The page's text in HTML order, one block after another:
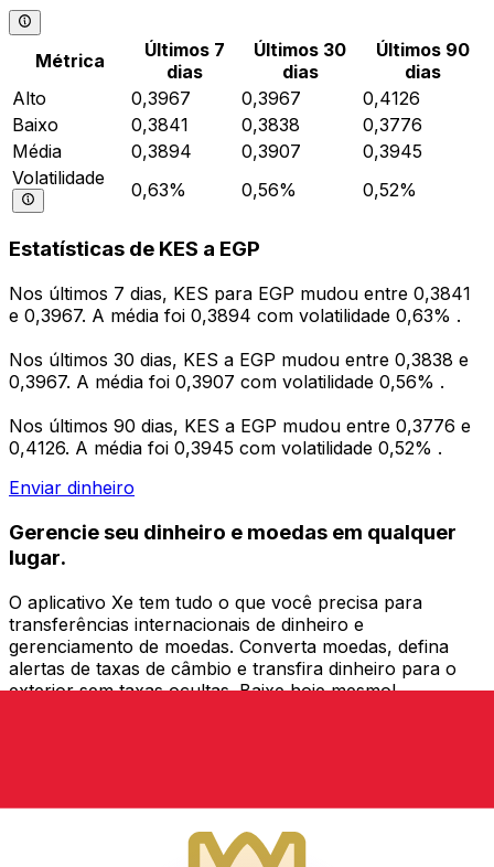
Métrica
Últimos 7
dias
Últimos 30
dias
Últimos 90
dias
Alto
0,3967 0,3967
0,4126
Baixo
0,3841 0,3838
0,3776
Média
0,3894 0,3907
0,3945
Volatilidade
0,63% 0,56% 0,52%
Estatísticas de KES a EGP
Nos últimos 7 dias, KES para EGP mudou entre 0,3841
e 0,3967. A média foi 0,3894 com volatilidade 0,63% .
Nos últimos 30 dias, KES a EGP mudou entre 0,3838 e
0,3967. A média foi 0,3907 com volatilidade 0,56% .
Nos últimos 90 dias, KES a EGP mudou entre 0,3776 e
0,4126. A média foi 0,3945 com volatilidade 0,52% .
Enviar dinheiro
Gerencie seu dinheiro e moedas em qualquer
lugar.
O aplicativo Xe tem tudo o que você precisa para
transferências internacionais de dinheiro e
gerenciamento de moedas. Converta moedas, defina
alertas de taxas de câmbio e transfira dinheiro para o
exterior sem taxas ocultas. Baixe hoje mesmo!